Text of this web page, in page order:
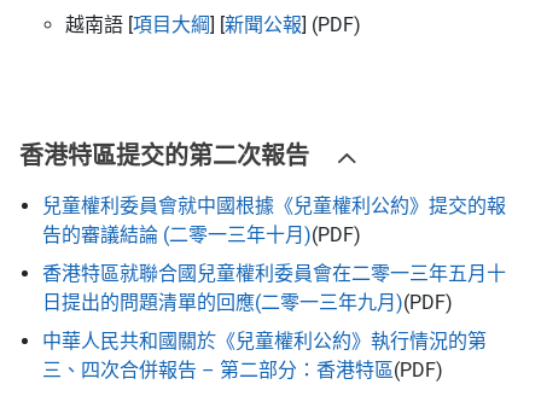
越南語 [項目大綱] [新聞公報] (PDF)
香港特區提交的第二次報告
兒童權利委員會就中國根據《兒童權利公約》提交的報
告的審議結論 (二零一三年十月)(PDF)
香港特區就聯合國兒童權利委員會在二零一三年五月十
日提出的問題清單的回應(二零一三年九月)(PDF)
中華人民共和國關於《兒童權利公約》執行情況的第
三、四次合併報告 – 第二部分：香港特區(PDF)